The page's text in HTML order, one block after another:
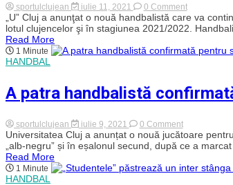
sportulclujean iulie 11, 2021 0 Commenton
Ziua
şi
transferul!
inter
Cluj
„U” Cluj a anunţat o nouă handbalistă care va
lotul clujencelor şi în stagiunea 2021/2022.
Read More
1 Minute
HANDBAL
A patra handbalistă
sportulclujean iulie 9, 2021 0 Commenton
A
patra
handbalistă
pentru
Universitatea Cluj a anunțat o nouă jucătoare
„alb-negru” și în eșalonul secund, după ce a marcat
Read More
1 Minute
HANDBAL